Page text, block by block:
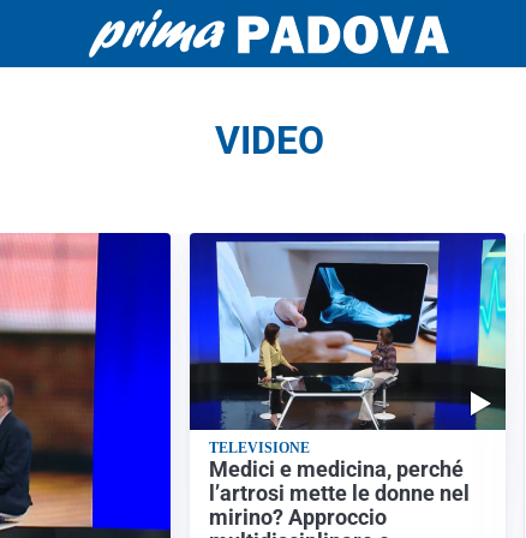
VIDEO
TELEVISIONE
Medici e medicina, perché
l’artrosi mette le donne nel
mirino? Approccio